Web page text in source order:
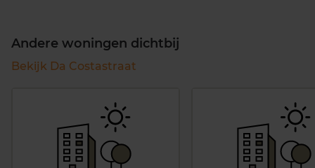
Andere woningen dichtbij
Bekijk Da Costastraat